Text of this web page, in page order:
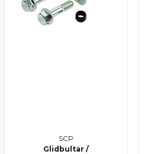
SCP
Glidbultar /